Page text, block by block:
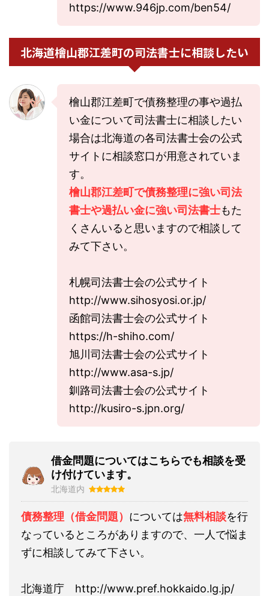
https://www.946jp.com/ben54/
北海道檜山郡江差町の司法書士に相談したい
檜山郡江差町で債務整理の事や過払
い金について司法書士に相談したい
場合は北海道の各司法書士会の公式
サイトに相談窓口が用意されていま
す。
檜山郡江差町で債務整理に強い司法
書士や過払い金に強い司法書士もた
くさんいると思いますので相談して
みて下さい。
札幌司法書士会の公式サイト
http://www.sihosyosi.or.jp/
函館司法書士会の公式サイト
https://h-shiho.com/
旭川司法書士会の公式サイト
http://www.asa-s.jp/
釧路司法書士会の公式サイト
http://kusiro-s.jpn.org/
借金問題についてはこちらでも相談を受
け付けています。
北海道内
債務整理（借金問題） については無料相談を行
なっているところがありますので、一人で悩ま
ずに相談してみて下さい。
北海道庁 http://www.pref.hokkaido.lg.jp/